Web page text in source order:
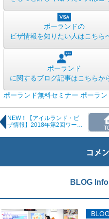
ポーランドの
ビザ情報を知りたい人はこちら
ポーランド
に関するブログ記事はこちらか
ポーランド無料セミナー ポーラ
NEW！【アイルランド・ビ
ザ情報】2018年第2回ワーホ
BLOG